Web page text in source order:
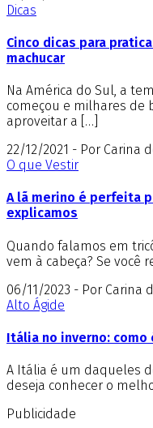
Dicas
Cinco dicas para
machucar
Na América do Sul, a
começou e milhares de
aproveitar a […]
22/12/2021 - Por Carina
O que Vestir
A lã merino é perfeita
explicamos
Quando falamos em
vem à cabeça? Se você
06/11/2023 - Por Carina
Alto Ágide
Itália no inverno:
A Itália é um daqueles
deseja conhecer o
Publicidade